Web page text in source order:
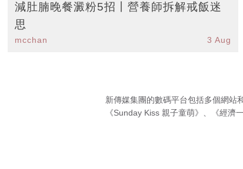
減肚腩晚餐澱粉5招丨營養師拆解戒飯迷
思
mcchan 3 Aug
新傳媒集團的數碼平台包括多個網站
《Sunday Kiss 親子童萌》 、 《經濟